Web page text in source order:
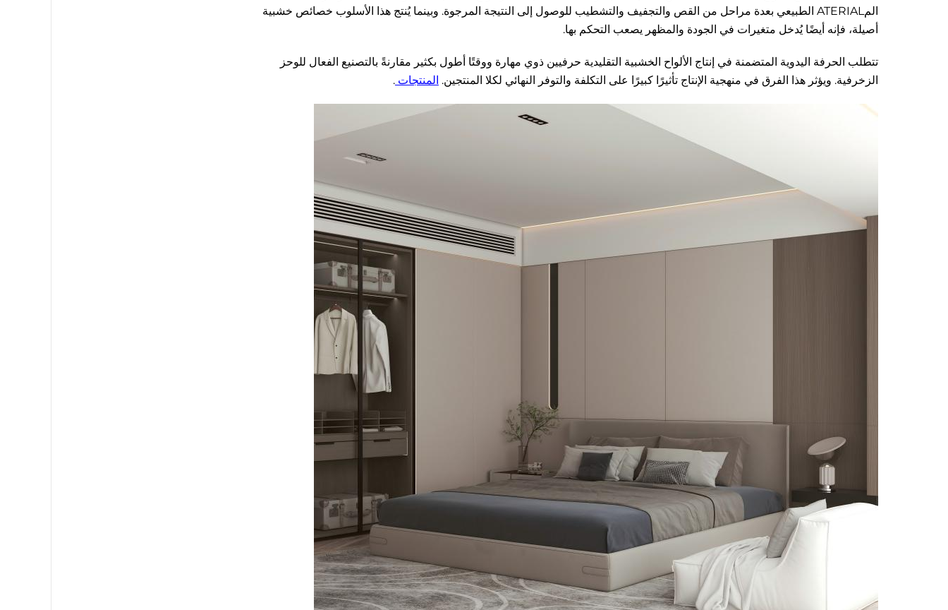
المATERIAL الطبيعي بعدة مراحل من القص والتجفيف والتشطيب للوصول إلى النتيجة المرجوة. وبينما يُنتج هذا الأسلوب خصائص خشبية
أصيلة، فإنه أيضًا يُدخل متغيرات في الجودة والمظهر يصعب التحكم بها.
تتطلب الحرفة اليدوية المتضمنة في إنتاج الألواح الخشبية التقليدية حرفيين ذوي مهارة ووقتًا أطول بكثير مقارنةً بالتصنيع الفعال للوحز
الزخرفية. ويؤثر هذا الفرق في منهجية الإنتاج تأثيرًا كبيرًا على التكلفة والتوفر النهائي لكلا المنتجين. المنتجات .